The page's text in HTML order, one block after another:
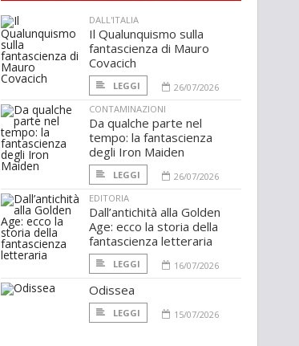
DALL'ITALIA
Il Qualunquismo sulla
fantascienza di Mauro
Covacich
LEGGI
26/07/2026
CONTAMINAZIONI
Da qualche parte nel
tempo: la fantascienza
degli Iron Maiden
LEGGI
26/07/2026
EDITORIA
Dall’antichità alla Golden
Age: ecco la storia della
fantascienza letteraria
LEGGI 16/07/2026
Odissea
LEGGI 15/07/2026